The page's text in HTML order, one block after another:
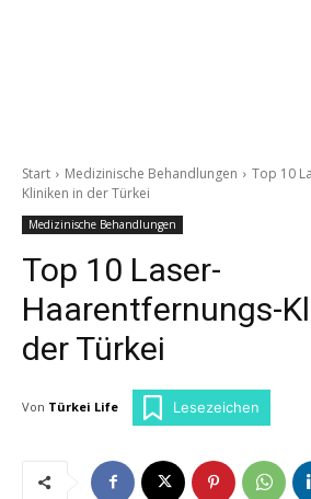
Start Medizinische Behandlungen
Top 10
Kliniken in der Türkei
Medizinische Behandlungen
Top 10 Laser-
Haarentfernungs-
der Türkei
Von Türkei Life Lesezeichen